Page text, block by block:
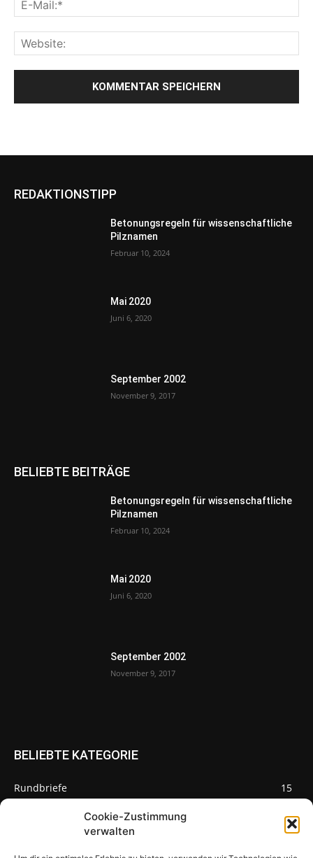
Cookie-Zustimmung
verwalten
REDAKTIONSTIPP
Betonungsregeln für wissenschaftliche
Pilznamen
Februar 10, 2024
Mai 2020
Juni 6, 2020
September 2002
November 9, 2017
BELIEBTE BEITRÄGE
Betonungsregeln für wissenschaftliche
Pilznamen
Februar 10, 2024
Mai 2020
Juni 6, 2020
September 2002
November 9, 2017
BELIEBTE KATEGORIE
Rundbriefe
15